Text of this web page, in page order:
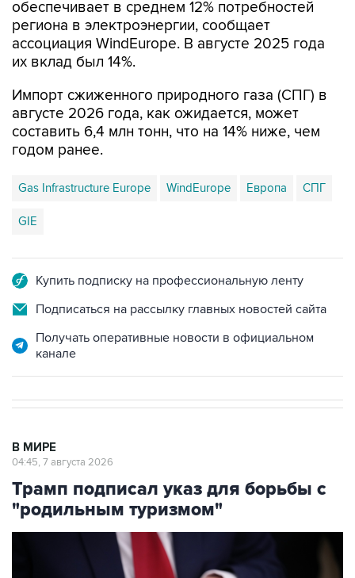
обеспечивает в среднем 12% потребностей
региона в электроэнергии, сообщает
ассоциация WindEurope. В августе 2025 года
их вклад был 14%.
Импорт сжиженного природного газа (СПГ) в
августе 2026 года, как ожидается, может
составить 6,4 млн тонн, что на 14% ниже, чем
годом ранее.
Gas Infrastructure Europe WindEurope Европа СПГ
GIE
Купить подписку на профессиональную ленту
Подписаться на рассылку главных новостей сайта
Получать оперативные новости в официальном
канале
В МИРЕ
04:45, 7 августа 2026
Трамп подписал указ для борьбы с
"родильным туризмом"